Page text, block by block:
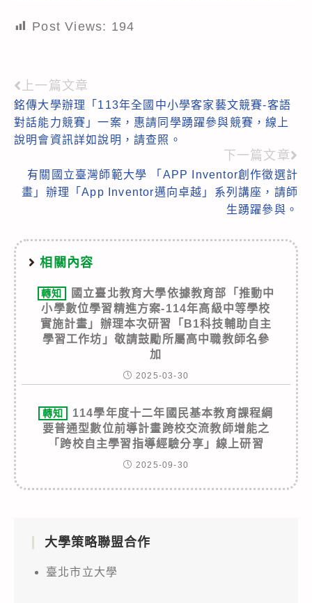
Post Views: 194
Read
more
articles
上一篇文章
銘傳大學辦理「113年全國中小學客家藝文競賽-客語
對話能力競賽」一案，惠請同學踴躍參與競賽，線上
說明會資訊詳如說明，請查照。
下一篇文章
有關國立臺灣師範大學 「APP Inventor創作徵選計
畫」辦理「App Inventor邁向卓越」系列講座，請師
生踴躍參與。
相關內容
轉知
國立臺北教育大學依據教育部「推動中
小學數位學習精進方案-114年高級中等學校
實施計畫」辦理本次研習「B1科技輔助自主
學習工作坊」敬請鼓勵所屬高中職教師名參
加
2025-03-30
轉知
114學年度十二年國民基本教育課程綱
要普通型數位前導計畫跨校交流教師增能之
「跨校自主學習指導經驗分享」線上研習
2025-09-30
大學策略聯盟合作
臺北市立大學